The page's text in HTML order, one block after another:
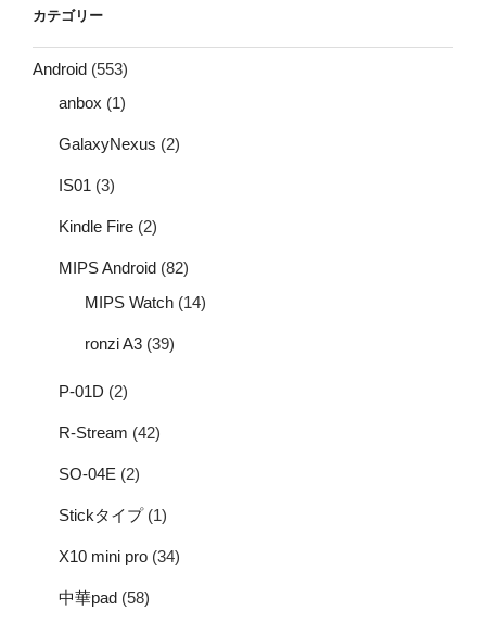
カテゴリー
Android (553)
anbox (1)
GalaxyNexus (2)
IS01 (3)
Kindle Fire (2)
MIPS Android (82)
MIPS Watch (14)
ronzi A3 (39)
P-01D (2)
R-Stream (42)
SO-04E (2)
Stickタイプ(1)
X10 mini pro (34)
中華pad (58)